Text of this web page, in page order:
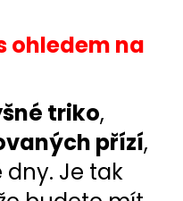
ohledem na
triko,
přízí,
dny. Je tak